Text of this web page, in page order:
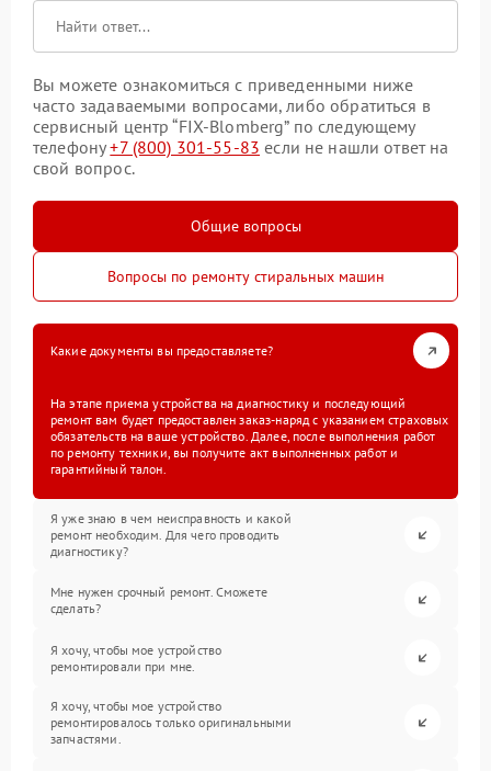
Вы можете ознакомиться с приведенными ниже
часто задаваемыми вопросами, либо обратиться в
сервисный центр “FIX-Blomberg” по следующему
телефону+7 (800) 301-55-83 если не нашли ответ на
свой вопрос.
Общие вопросы
Вопросы по ремонту стиральных машин
Какие документы вы предоставляете?
На этапе приема устройства на диагностику и последующий
ремонт вам будет предоставлен заказ-наряд с указанием страховых
обязательств на ваше устройство. Далее, после выполнения работ
по ремонту техники, вы получите акт выполненных работ и
гарантийный талон.
Я уже знаю в чем неисправность и какой
ремонт необходим. Для чего проводить
диагностику?
Мне нужен срочный ремонт. Сможете
сделать?
Я хочу, чтобы мое устройство
ремонтировали при мне.
Я хочу, чтобы мое устройство
ремонтировалось только оригинальными
запчастями.